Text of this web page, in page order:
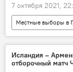
7 октября 2021,
Местные выборы в
НОВОСТИ
Единое
Грузинская мечта -
Исландия –
отборочный матч